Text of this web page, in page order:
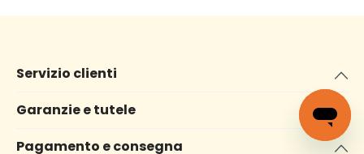
Servizio clienti
Garanzie e tutele
Pagamento e consegna